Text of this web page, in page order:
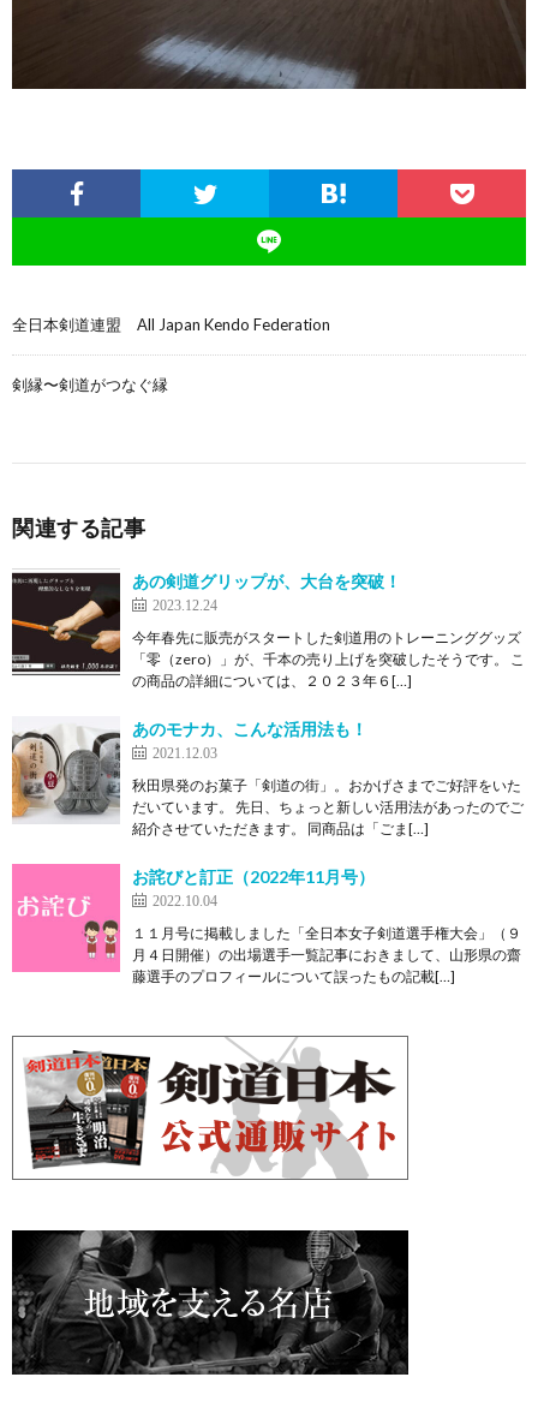
全日本剣道連盟 All Japan Kendo Federation
剣縁〜剣道がつなぐ縁
関連する記事
あの剣道グリップが、大台を突破！
2023.12.24
今年春先に販売がスタートした剣道用のトレーニンググッズ
「零（zero）」が、千本の売り上げを突破したそうです。 こ
の商品の詳細については、２０２３年６[…]
あのモナカ、こんな活用法も！
2021.12.03
秋田県発のお菓子「剣道の街」。おかげさまでご好評をいた
だいています。 先日、ちょっと新しい活用法があったのでご
紹介させていただきます。 同商品は「ごま[…]
お詫びと訂正（2022年11月号）
2022.10.04
１１月号に掲載しました「全日本女子剣道選手権大会」（９
月４日開催）の出場選手一覧記事におきまして、山形県の齋
藤選手のプロフィールについて誤ったもの記載[…]